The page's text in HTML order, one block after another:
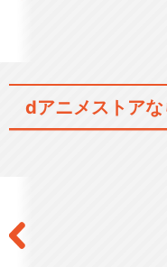
dアニメストアな